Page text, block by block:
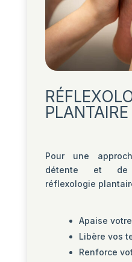
PLANTAIRE
Pour une
détente et de
réflexologie
Apaise
Libère vos
Renforce